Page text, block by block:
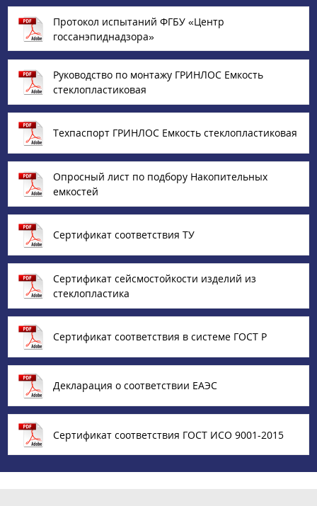
Протокол испытаний ФГБУ «Центр
госсанэпиднадзора»
Руководство по монтажу ГРИНЛОС Емкость
стеклопластиковая
Техпаспорт ГРИНЛОС Емкость стеклопластиковая
Опросный лист по подбору Накопительных
емкостей
Сертификат соответствия ТУ
Сертификат сейсмостойкости изделий из
стеклопластика
Сертификат соответствия в системе ГОСТ Р
Декларация о соответствии ЕАЭС
Сертификат соответствия ГОСТ ИСО 9001-2015